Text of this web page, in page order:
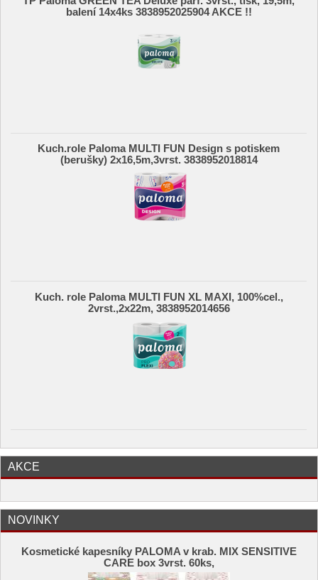
balení 14x4ks 3838952025904 AKCE !!
Kuch.role Paloma MULTI FUN Design s potiskem
(berušky) 2x16,5m,3vrst. 3838952018814
Kuch. role Paloma MULTI FUN XL MAXI, 100%cel.,
2vrst.,2x22m, 3838952014656
AKCE
NOVINKY
Kosmetické kapesníky PALOMA v krab. MIX SENSITIVE
CARE box 3vrst. 60ks,